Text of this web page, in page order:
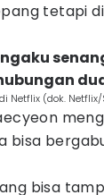
tetapi
Netflix (dok.
bisa
bisa